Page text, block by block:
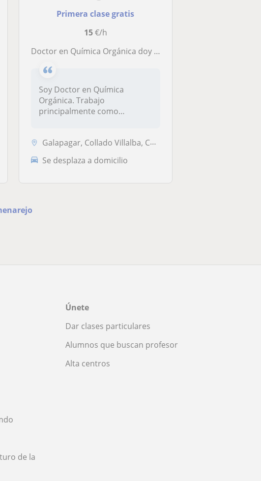
Primera clase gratis
15€/h
Doctor en Química Orgánica doy clases de matemáticas, física o química a alumnos de ESO, bachiller y grado
Soy Doctor en Química
Orgánica. Trabajo
principalmente como
Galapagar, Collado Villalba, Colmenarejo, Torrelodones, El Escorial, A...
Se desplaza a domicilio
de la
Únete
Dar clases particulares
Alumnos que buscan profesor
Alta centros